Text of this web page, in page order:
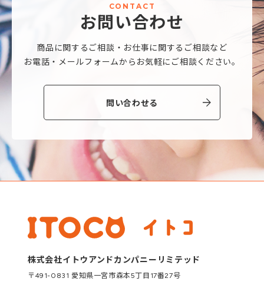
CO N T A C T
お問い合わせ
商品に関するご相談・ お仕事に関するご相談など
お電話・メールフォームから お気軽にご相談ください。
問い合わせる
株式会社イトウアンドカンパニーリミテッド
〒491-0831 愛知県一宮市森本5丁目17番27号